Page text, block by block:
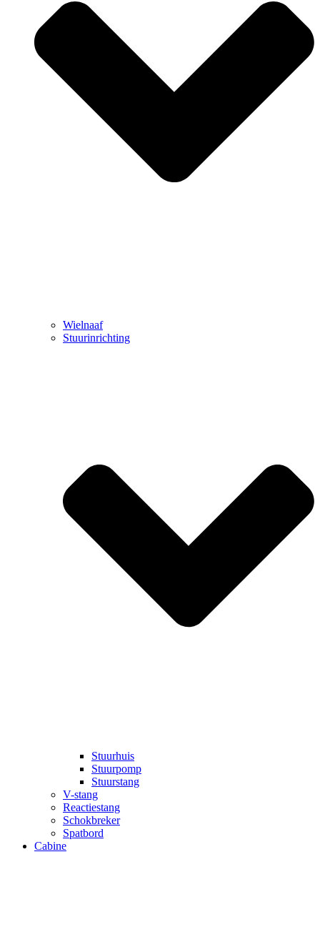
Wielnaaf
Stuurinrichting
Stuurhuis
Stuurpomp
Stuurstang
V-stang
Reactiestang
Schokbreker
Spatbord
Cabine